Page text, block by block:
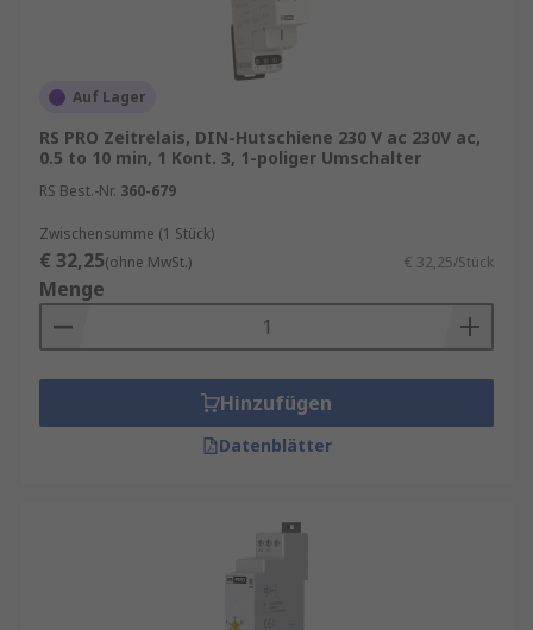
Auf Lager
RS PRO Zeitrelais, DIN-Hutschiene 230 V ac 230V ac,
0.5 to 10 min, 1 Kont. 3, 1-poliger Umschalter
RS Best.-Nr. 360-679
Zwischensumme (1 Stück)
€ 32,25(ohne MwSt.) € 32,25/Stück
Menge
Hinzufügen
Datenblätter